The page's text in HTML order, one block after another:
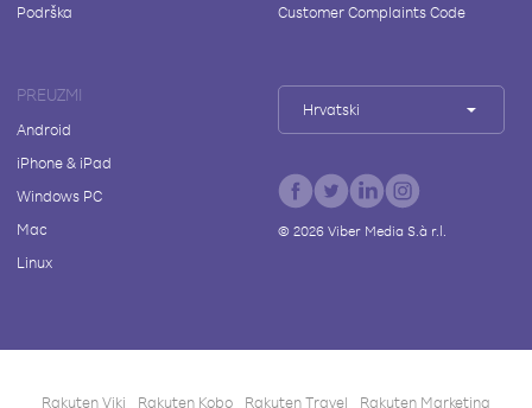
Podrška
Customer Complaints Code
PREUZMI
Android
iPhone & iPad
Windows PC
Mac
Linux
Hrvatski
© 2026Viber Media S.à r.l.
Rakuten Viki Rakuten Kobo Rakuten Travel Rakuten Marketing